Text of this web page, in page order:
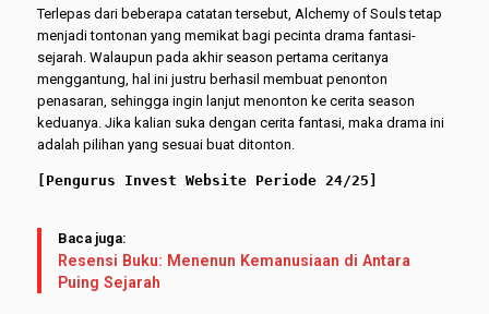
Terlepas dari beberapa catatan tersebut, Alchemy of Souls tetap
menjadi tontonan yang memikat bagi pecinta drama fantasi-
sejarah. Walaupun pada akhir season pertama ceritanya
menggantung, hal ini justru berhasil membuat penonton
penasaran, sehingga ingin lanjut menonton ke cerita season
keduanya. Jika kalian suka dengan cerita fantasi, maka drama ini
adalah pilihan yang sesuai buat ditonton.
[Pengurus Invest Website Periode 24/25]
Baca juga:
Resensi Buku: Menenun Kemanusiaan di Antara
Puing Sejarah